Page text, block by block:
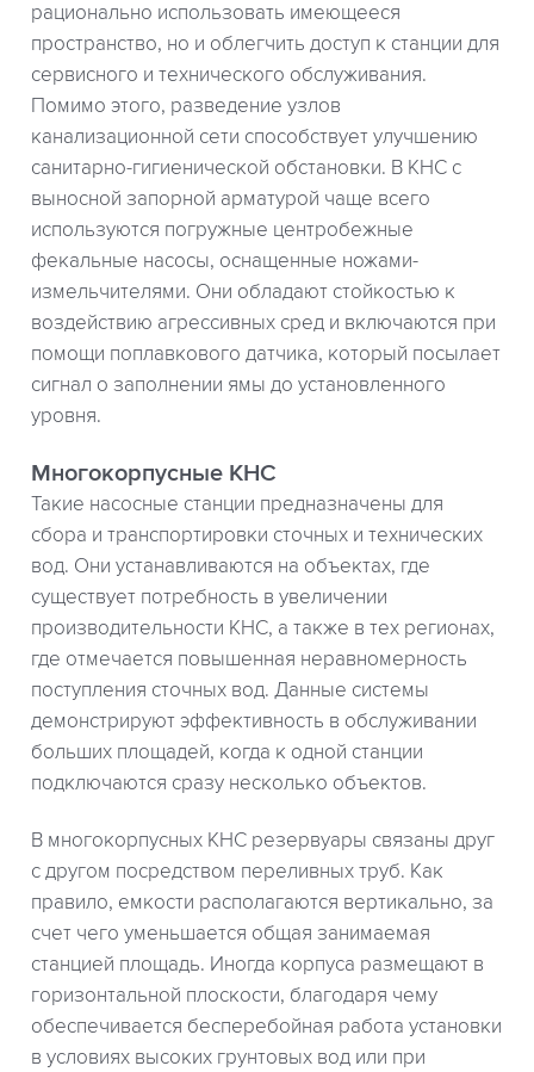
рационально использовать имеющееся
пространство, но и облегчить доступ к станции для
сервисного и технического обслуживания.
Помимо этого, разведение узлов
канализационной сети способствует улучшению
санитарно-гигиенической обстановки. В КНС с
выносной запорной арматурой чаще всего
используются погружные центробежные
фекальные насосы, оснащенные ножами-
измельчителями. Они обладают стойкостью к
воздействию агрессивных сред и включаются при
помощи поплавкового датчика, который посылает
сигнал о заполнении ямы до установленного
уровня.
Многокорпусные КНС
Такие насосные станции предназначены для
сбора и транспортировки сточных и технических
вод. Они устанавливаются на объектах, где
существует потребность в увеличении
производительности КНС, а также в тех регионах,
где отмечается повышенная неравномерность
поступления сточных вод. Данные системы
демонстрируют эффективность в обслуживании
больших площадей, когда к одной станции
подключаются сразу несколько объектов.
В многокорпусных КНС резервуары связаны друг
с другом посредством переливных труб. Как
правило, емкости располагаются вертикально, за
счет чего уменьшается общая занимаемая
станцией площадь. Иногда корпуса размещают в
горизонтальной плоскости, благодаря чему
обеспечивается бесперебойная работа установки
в условиях высоких грунтовых вод или при